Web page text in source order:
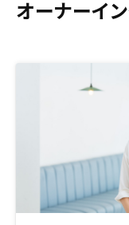
す。
オーナーイ